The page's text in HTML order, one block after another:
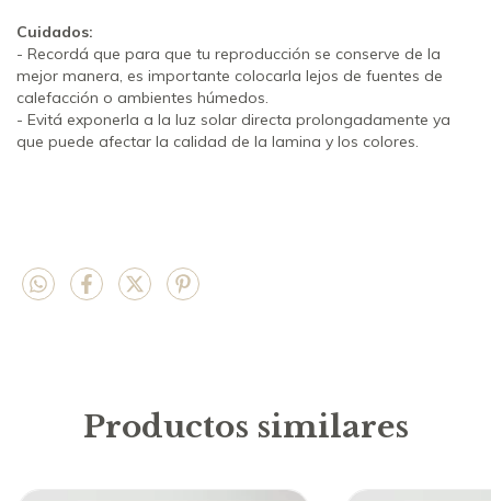
Cuidados:
- Recordá que para que tu reproducción se conserve de la
mejor manera, es importante colocarla lejos de fuentes de
calefacción o ambientes húmedos.
- Evitá exponerla a la luz solar directa prolongadamente ya
que puede afectar la calidad de la lamina y los colores.
Productos similares